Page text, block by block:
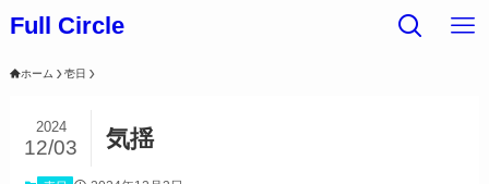
Full Circle
ホーム 壱日
気揺
2024
12/03